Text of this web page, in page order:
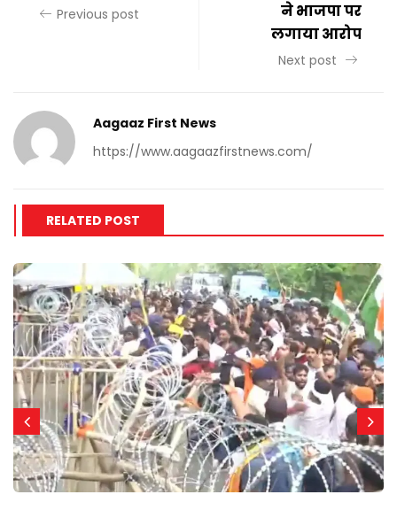
Previous post
ने भाजपा पर
लगाया आरोप
Next post
Aagaaz First News
https://www.aagaazfirstnews.com/
RELATED POST